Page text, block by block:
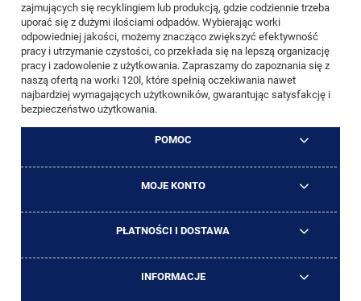
zajmujących się recyklingiem lub produkcją, gdzie codziennie trzeba
uporać się z dużymi ilościami odpadów. Wybierając worki
odpowiedniej jakości, możemy znacząco zwiększyć efektywność
pracy i utrzymanie czystości, co przekłada się na lepszą organizację
pracy i zadowolenie z użytkowania. Zapraszamy do zapoznania się z
naszą ofertą na worki 120l, które spełnią oczekiwania nawet
najbardziej wymagających użytkowników, gwarantując satysfakcję i
bezpieczeństwo użytkowania.
POMOC
MOJE KONTO
PŁATNOŚCI I DOSTAWA
INFORMACJE